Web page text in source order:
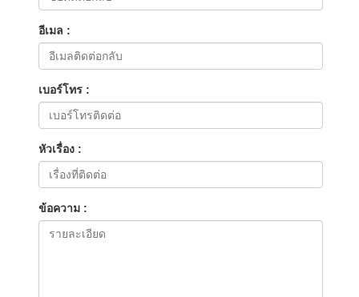
อีเมล :
เบอร์โทร :
หัวเรื่อง :
ข้อความ :